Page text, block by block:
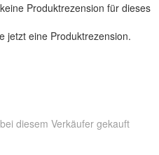
Produktrezension für dieses
jetzt eine Produktrezension.
diesem Verkäufer gekauft